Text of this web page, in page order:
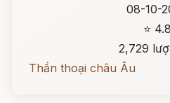
08-10-
⭐ 4.8
2,729
Thần thoại châu Âu